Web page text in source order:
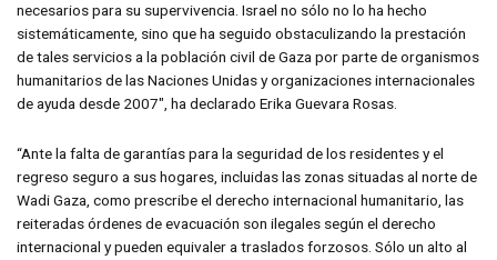
necesarios para su supervivencia. Israel no sólo no lo ha hecho
sistemáticamente, sino que ha seguido obstaculizando la prestación
de tales servicios a la población civil de Gaza por parte de organismos
humanitarios de las Naciones Unidas y organizaciones internacionales
de ayuda desde 2007″, ha declarado Erika Guevara Rosas.
“Ante la falta de garantías para la seguridad de los residentes y el
regreso seguro a sus hogares, incluidas las zonas situadas al norte de
Wadi Gaza, como prescribe el derecho internacional humanitario, las
reiteradas órdenes de evacuación son ilegales según el derecho
internacional y pueden equivaler a traslados forzosos. Sólo un alto al